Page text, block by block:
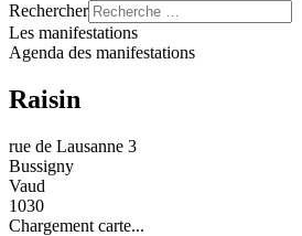
Rechercher
Les manifestations
Agenda des manifestations
Raisin
rue de Lausanne 3
Bussigny
Vaud
1030
Chargement carte...